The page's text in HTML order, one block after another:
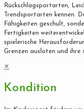
Rückschlagsportarten,
Trendsportarten kennen.
Fähigkeiten geschult,
Fertigkeiten
spielerische
Grenzen ausloten und ihre
✕
Kondition